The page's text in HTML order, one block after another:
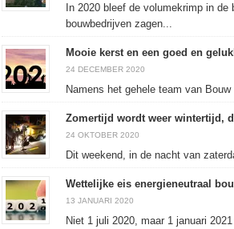
In 2020 bleef de volumekrimp in
bouwbedrijven zagen...
Mooie kerst en een goed en
24 DECEMBER 2020
Namens het gehele team van
Zomertijd wordt weer wintertijd,
24 OKTOBER 2020
Dit weekend, in de nacht van
Wettelijke eis energieneutraal
13 JANUARI 2020
Niet 1 juli 2020, maar 1 januari